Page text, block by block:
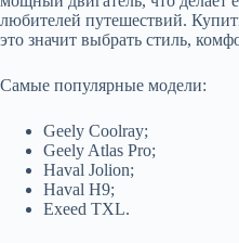
любителей путешествий.
это значит выбрать стиль,
Самые популярные модели:
Geely Coolray;
Geely Atlas Pro;
Haval Jolion;
Haval H9;
Exeed TXL.